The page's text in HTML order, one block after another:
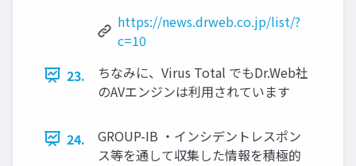
https://news.drweb.co.jp/list/?
c=10
23.
ちなみに、Virus Total でもDr.Web社
のAVエンジンは利用されています
24.
GROUP-IB ・インシデントレスポン
ス等を通して収集した情報を積極的